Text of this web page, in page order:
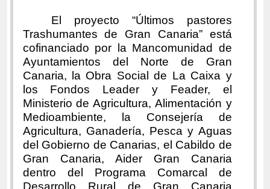
El proyecto “Últimos pastores
Trashumantes de Gran Canaria” está
cofinanciado por la Mancomunidad de
Ayuntamientos del Norte de Gran
Canaria, la Obra Social de La Caixa y
los Fondos Leader y Feader, el
Ministerio de Agricultura, Alimentación y
Medioambiente, la Consejería de
Agricultura, Ganadería, Pesca y Aguas
del Gobierno de Canarias, el Cabildo de
Gran Canaria, Aider Gran Canaria
dentro del Programa Comarcal de
Desarrollo Rural de Gran Canaria